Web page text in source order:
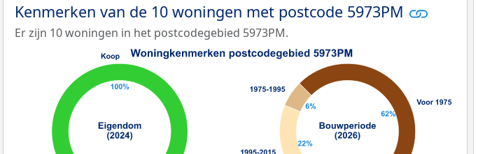
Kenmerken van de 10 woningen met postcode 5973PM
Er zijn 10 woningen in het postcodegebied 5973PM.